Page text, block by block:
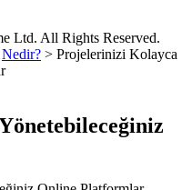
Ltd. All Rights Reserved.
Nedir? > Projelerinizi Kolayca